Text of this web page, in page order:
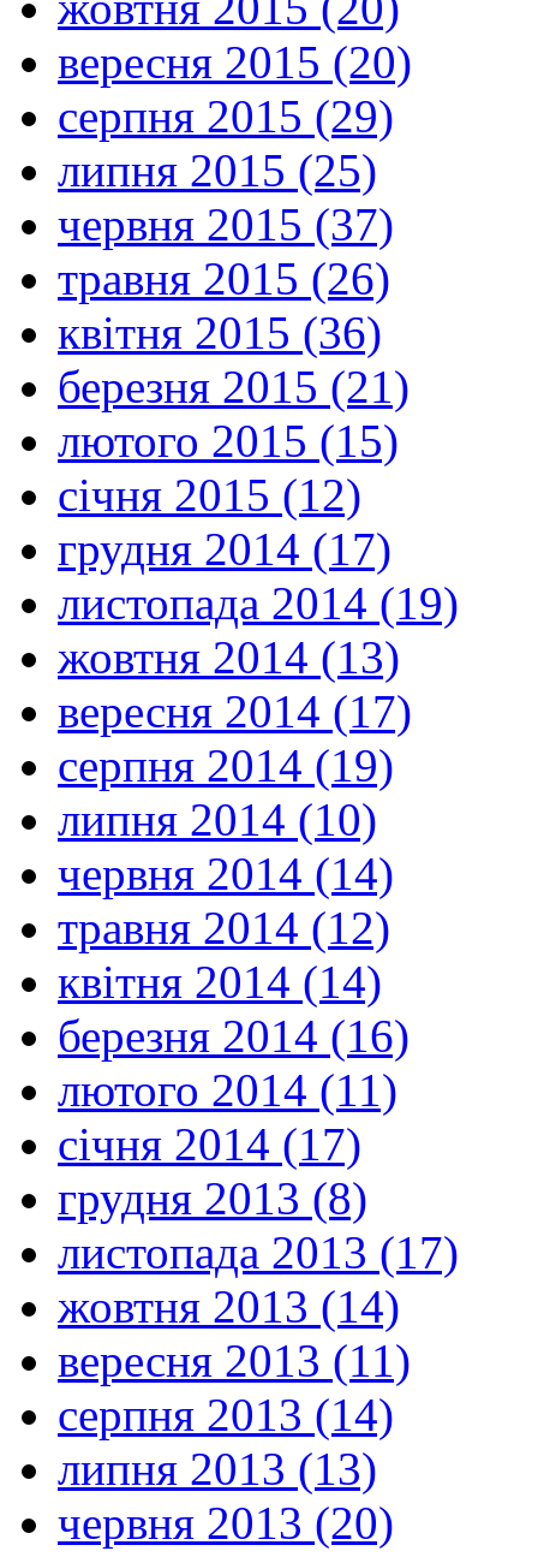
вересня 2015 (20)
серпня 2015 (29)
липня 2015 (25)
червня 2015 (37)
травня 2015 (26)
квітня 2015 (36)
березня 2015 (21)
лютого 2015 (15)
січня 2015 (12)
грудня 2014 (17)
листопада 2014 (19)
жовтня 2014 (13)
вересня 2014 (17)
серпня 2014 (19)
липня 2014 (10)
червня 2014 (14)
травня 2014 (12)
квітня 2014 (14)
березня 2014 (16)
лютого 2014 (11)
січня 2014 (17)
грудня 2013 (8)
листопада 2013 (17)
жовтня 2013 (14)
вересня 2013 (11)
серпня 2013 (14)
липня 2013 (13)
червня 2013 (20)